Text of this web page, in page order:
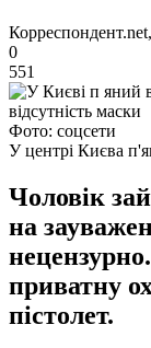
0
551
Фото: соцсети
У центрі Києва
Чоловік
на
приватну
пістолет.